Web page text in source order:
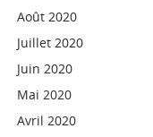
Août 2020
Juillet 2020
Juin 2020
Mai 2020
Avril 2020